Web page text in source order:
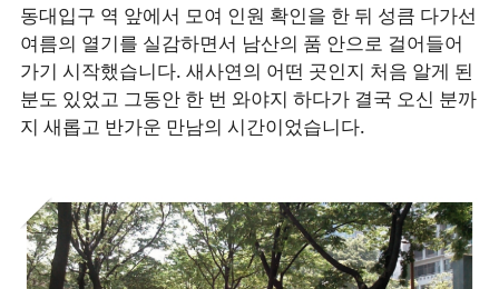
동대입구 역 앞에서 모여 인원 확인을 한 뒤 성큼 다가선
여름의 열기를 실감하면서 남산의 품 안으로 걸어들어
가기 시작했습니다. 새사연의 어떤 곳인지 처음 알게 된
분도 있었고 그동안 한 번 와야지 하다가 결국 오신 분까
지 새롭고 반가운 만남의 시간이었습니다.